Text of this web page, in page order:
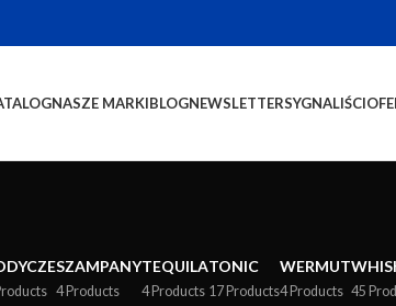
NASZE MARKIBLOGNEWSLETTERSYGNALIŚCI
SZAMPANY
4 Products
TEQUILA
4 Products
TONIC
17 Products
WERMUT
4 Products 45